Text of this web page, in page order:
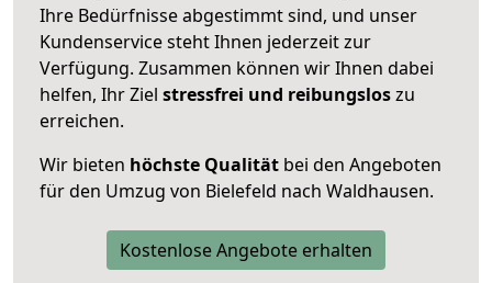
Ihre Bedürfnisse abgestimmt sind, und unser
Kundenservice steht Ihnen jederzeit zur
Verfügung. Zusammen können wir Ihnen dabei
helfen, Ihr Ziel stressfrei und reibungsloszu
erreichen.
Wir bieten höchste Qualität bei den Angeboten
für den Umzug von Bielefeld nach Waldhausen.
Kostenlose Angebote erhalten